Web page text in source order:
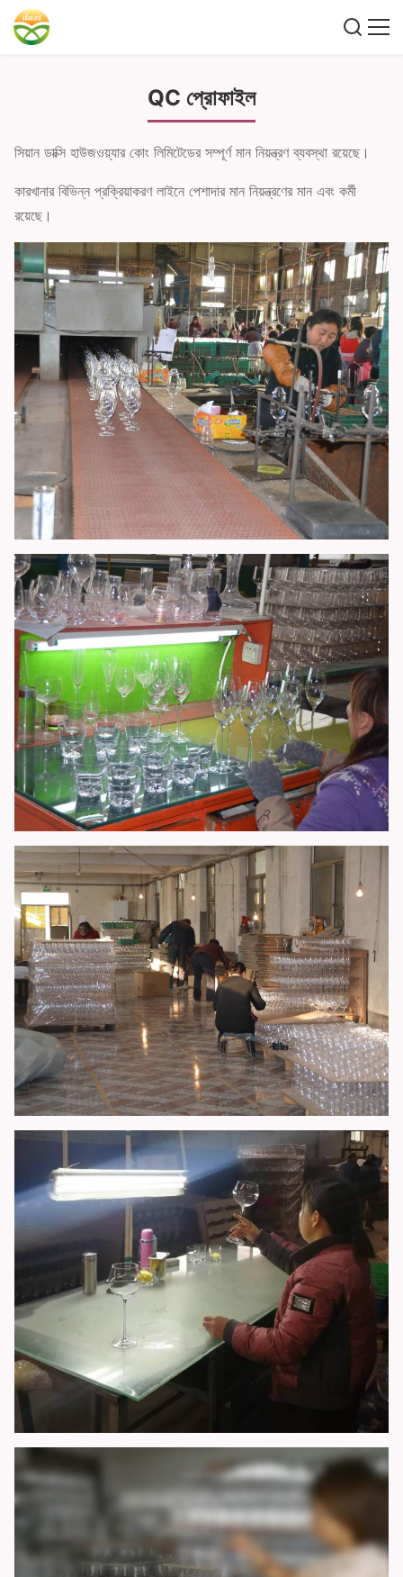
QC প্রোফাইল
সিয়ান ডাক্সি হাউজওয়্যার কোং লিমিটেডের সম্পূর্ণ মান নিয়ন্ত্রণ ব্যবস্থা রয়েছে।
কারখানার বিভিন্ন প্রক্রিয়াকরণ লাইনে পেশাদার মান নিয়ন্ত্রণের মান এবং কর্মী
রয়েছে।